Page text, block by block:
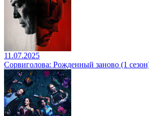
11.07.2025
Сорвиголова: Рожденный заново (1